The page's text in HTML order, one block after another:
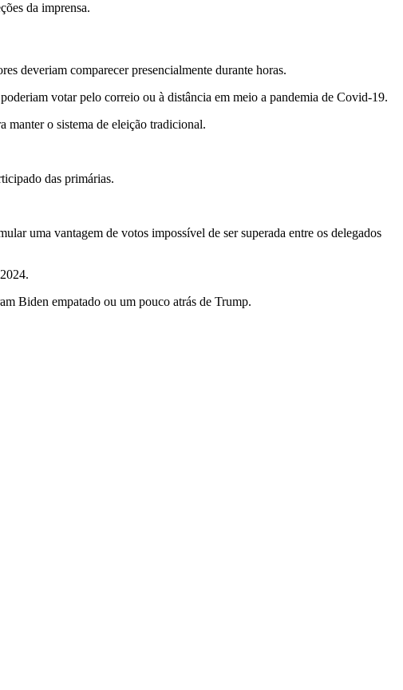
da imprensa.
deveriam comparecer presencialmente durante horas.
votar pelo correio ou à distância em meio a pandemia de Covid-19.
manter o sistema de eleição tradicional.
das primárias.
uma vantagem de votos impossível de ser superada entre os delegados
Biden empatado ou um pouco atrás de Trump.